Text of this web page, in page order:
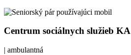
Centrum sociálnych služieb KA
| ambulantná